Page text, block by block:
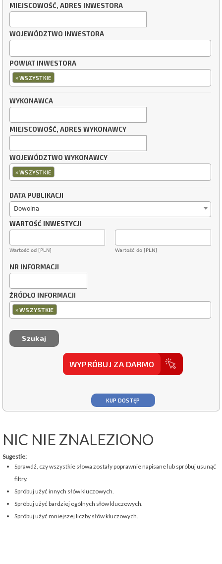
MIEJSCOWOŚĆ, ADRES INWESTORA
WOJEWÓDZTWO INWESTORA
POWIAT INWESTORA
×WSZYSTKIE
WYKONAWCA
MIEJSCOWOŚĆ, ADRES WYKONAWCY
WOJEWÓDZTWO WYKONAWCY
×WSZYSTKIE
DATA PUBLIKACJI
Dowolna
WARTOŚĆ INWESTYCJI
Wartość od [PLN] Wartość do [PLN]
NR INFORMACJI
ŹRÓDŁO INFORMACJI
×WSZYSTKIE
WYPRÓBUJ ZA DARMO
KUP DOSTĘP
NIC NIE ZNALEZIONO
Sugestie:
Sprawdź, czy wszystkie słowa zostały poprawnie napisane lub spróbuj usunąć
filtry.
Spróbuj użyć innych słów kluczowych.
Spróbuj użyć bardziej ogólnych słów kluczowych.
Spróbuj użyć mniejszej liczby słów kluczowych.